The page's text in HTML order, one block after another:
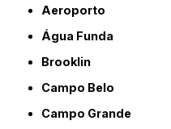
Aeroporto
Água Funda
Brooklin
Campo Belo
Campo Grande